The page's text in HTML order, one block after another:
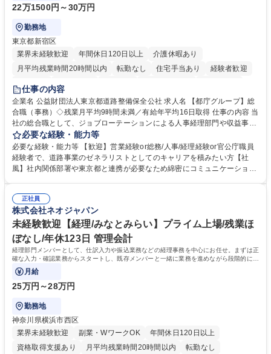
22万1500円～30万円
勤務地
東京都新宿区
業界未経験歓迎
年間休日120日以上
介護休暇あり
月平均残業時間20時間以内
転勤なし 住宅手当あり
経験者歓迎
研修あり
退職金あり
駅近5分以内
資格取得手当あり 食事補助あり
仕事の内容
企業名 公益財団法人東京都道路整備保全公社 求人名 【都庁グループ】総
合職（事務）◇残業月平均9時間未満／有給年平均16日取得 仕事の内容 当
社の総合職として、ジョブローテーションによる人事経理部門や収益事業
等のフロント部門の部署等幅広い部署での業務をお任せいたします。研修
制度やキャリア支援が充実しております！ ※下記業務詳細 【業務詳細】■
管理部門：広報、人事、経理など当公社の運営に係る管理業務 ■収益部
門：駐車場の新規開拓、管理運営、新宿駅西口広場の「イベントコーナ
道路施設や道路工事現場の見学ツアー事業 ※入社後は上記いずれかの部門
へ配属。※業務内容変更の範囲：会社の定める業務 募集職種 【都庁グル
ープ】総合職（事務）◇残業月平均9時間未満／有給年平均16日取得
必要な経験・能力等
必要な経験・能力等 【歓迎】営業経験or総務/人事/経理経験or官公庁職員
経験者で、道路事業のゼネラリストとしてのキャリアを積みたい方【社
風】社内関係部署や東京都と連携が必要なため綿密にコミュニケーション
部門など多岐に渡る業務を経験できます。 ■様々なプロジェクト：駐車場
事業の他、新宿駅西口広場内に設置された照明を兼ねた広告「ブライトサ
イン」の管理運営を行うなど、事業収益を生み出す活動を積極的に行って
います。 学歴・資格 学歴：大学院 大学 高専 短大 専修学校 高校 語学力：
資格：
正社員
株式会社ネオジャパン
未経験歓迎【経理/みなとみらい】プライム上場/残業ほ
ぼなし/年休123日 管理会計
経理部門メンバーとして、仕訳入力や振込業務などの経理事務を中心にお任せ。まずは正
確な入力・確認業務からスタートし、既存メンバーと一緒に業務を進めながら段階的に経
理知識を身につけていただきます。
月給
25万円～28万円
勤務地
神奈川県横浜市西区
業界未経験歓迎
副業・WワークOK
年間休日120日以上
資格取得支援あり
月平均残業時間20時間以内
転勤なし